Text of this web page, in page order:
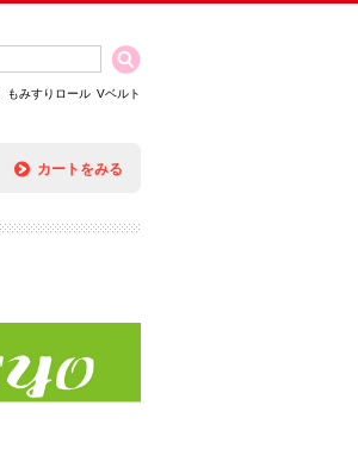
もみすりロール Vベルト
カートをみる